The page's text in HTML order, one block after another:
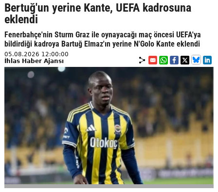
Bertuğ'un yerine Kante, UEFA kadrosuna
eklendi
Fenerbahçe'nin Sturm Graz ile oynayacağı maç öncesi UEFA'ya
bildirdiği kadroya Bartuğ Elmaz'ın yerine N'Golo Kante eklendi
05.08.2026 12:00:00
İhlas Haber Ajansı